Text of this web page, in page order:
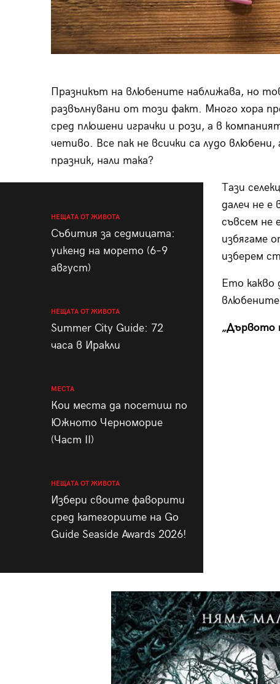
Празникът на влюбените наближава, но
развълнувани от този факт. Много хора
сред плюшени играчки и рози, а в
четиво. Все пак не всички са лудо
празник, нали така?
НЕЩАТА ОТ ЖИВОТА
Събития за седмицата:
уикенд на морето (6–9
август)
НЕЩАТА ОТ ЖИВОТА
Summer City Guide: 72
часа в Иракли
МЕСТА
Кои места да посетиш по
Южното Черноморие
(Част II)
НЕЩАТА ОТ ЖИВОТА
Избери своите фаворити
сред категориите на Go
Guide Seaside Awards 2026!
Тази
далеч не
съвсем не
избягаме
изберем
Ето какво
„Дървото